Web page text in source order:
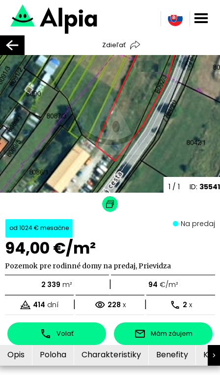
Zdieľať
ID: 35541
1 / 1
od 1024 € mesačne
94,00 €/m²
Na predaj
Pozemok pre rodinné domy na predaj, Prievidza
2 339 m² | 94 €/m²
414 dní | 228 x | 2 x
Volať Mám záujem
Opis Poloha Charakteristiky Benefity